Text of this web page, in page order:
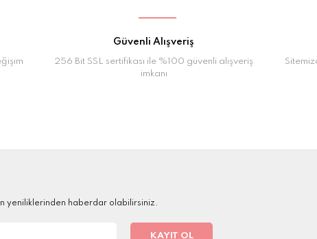
Güvenli Alışveriş
256 Bit SSL sertifikası ile %100 güvenli alışveriş
imkanı
yeniliklerinden haberdar olabilirsiniz.
KAYIT OL